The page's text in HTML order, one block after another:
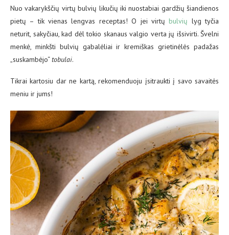
Nuo vakarykščių virtų bulvių likučių iki nuostabiai gardžių šiandienos
pietų – tik vienas lengvas receptas! O jei virtųbulvių lyg tyčia
neturit, sakyčiau, kad dėl tokio skanaus valgio verta jų išsivirti. Švelni
menkė, minkšti bulvių gabalėliai ir kremiškas grietinėlės padažas
„suskambėjo“tobulai.
Tikrai kartosiu dar ne kartą, rekomenduoju įsitraukti į savo savaitės
meniu ir jums!